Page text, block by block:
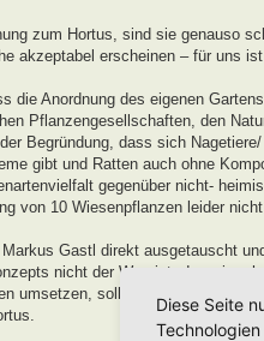
zum Hortus, sind sie genauso
akzeptabel erscheinen – für uns
die Anordnung des eigenen
Pflanzengesellschaften, den
Begründung, dass sich
gibt und Ratten auch ohne
gegenüber nicht-
von 10 Wiesenpflanzen leider
Gastl direkt ausgetauscht
nicht der Weg ist, den wir
umsetzen, sollen mit recht Stolz
Diese Seite